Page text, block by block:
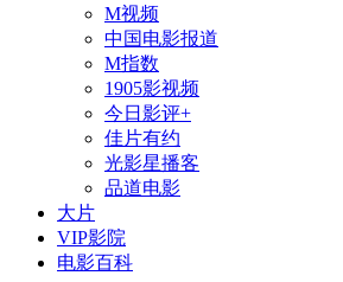
M视频
中国电影报道
M指数
1905影视频
今日影评+
佳片有约
光影星播客
品道电影
大片
VIP影院
电影百科